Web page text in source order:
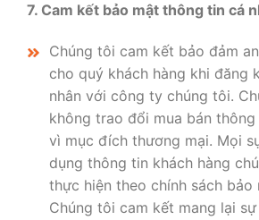
7. Cam kết bảo mật thông tin cá
Chúng tôi cam kết bảo đảm
cho quý khách hàng khi đăng
nhân với công ty chúng tôi.
không trao đổi mua bán
vì mục đích thương mại. Mọi
dụng thông tin khách hàng
thực hiện theo chính sách bảo
Chúng tôi cam kết mang lại